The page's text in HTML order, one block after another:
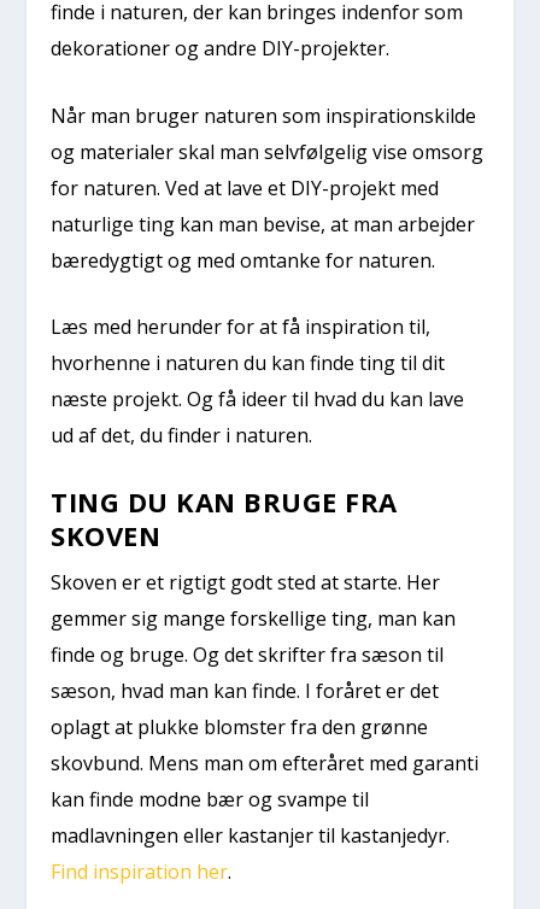
finde i naturen, der kan bringes indenfor som
dekorationer og andre DIY-projekter.
Når man bruger naturen som inspirationskilde
og materialer skal man selvfølgelig vise omsorg
for naturen. Ved at lave et DIY-projekt med
naturlige ting kan man bevise, at man arbejder
bæredygtigt og med omtanke for naturen.
Læs med herunder for at få inspiration til,
hvorhenne i naturen du kan finde ting til dit
næste projekt. Og få ideer til hvad du kan lave
ud af det, du finder i naturen.
TING DU KAN BRUGE FRA
SKOVEN
Skoven er et rigtigt godt sted at starte. Her
gemmer sig mange forskellige ting, man kan
finde og bruge. Og det skrifter fra sæson til
sæson, hvad man kan finde. I foråret er det
oplagt at plukke blomster fra den grønne
skovbund. Mens man om efteråret med garanti
kan finde modne bær og svampe til
madlavningen eller kastanjer til kastanjedyr.
Find inspiration her.